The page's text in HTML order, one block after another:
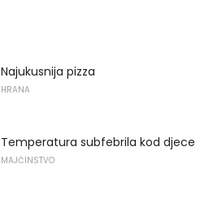
Najukusnija pizza
HRANA
Temperatura subfebrila kod djece
MAJČINSTVO